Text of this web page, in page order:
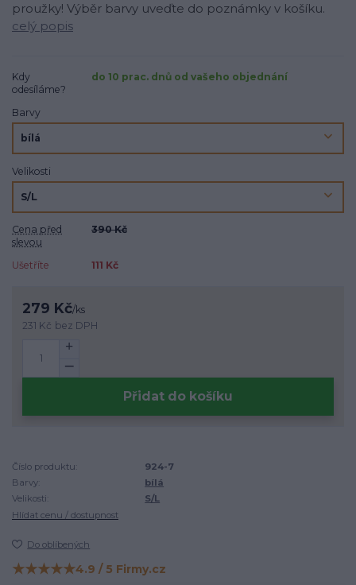
proužky! Výběr barvy uveďte do poznámky v košíku.
celý popis
Kdy
odesíláme?
do 10 prac. dnů od vašeho objednání
Barvy
Velikosti
Cena před
slevou
390 Kč
Ušetříte 111 Kč
279 Kč/ks
231 Kč bez DPH
Přidat do košíku
Číslo produktu:
924-7
Barvy:
bílá
Velikosti:
S/L
Hlídat cenu / dostupnost
Do oblíbených
Hodnocení na Firmy.cz
★★★★★4.9 / 5 Firmy.cz